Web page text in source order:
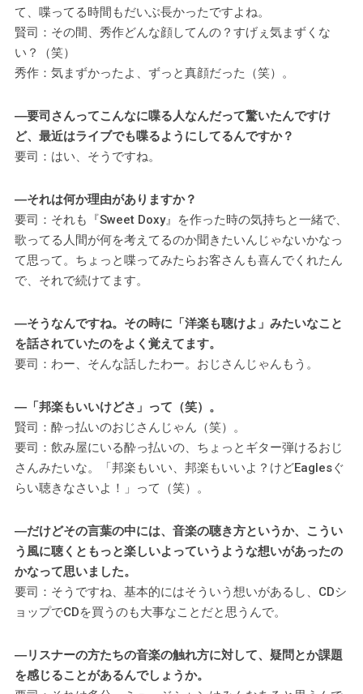
て、喋ってる時間もだいぶ長かったですよね。
賢司：その間、秀作どんな顔してんの？すげぇ気まずくな
い？（笑）
秀作：気まずかったよ、ずっと真顔だった（笑）。
―要司さんってこんなに喋る人なんだって驚いたんですけ
ど、最近はライブでも喋るようにしてるんですか？
要司：はい、そうですね。
―それは何か理由がありますか？
要司：それも『Sweet Doxy』を作った時の気持ちと一緒で、
歌ってる人間が何を考えてるのか聞きたいんじゃないかなっ
て思って。ちょっと喋ってみたらお客さんも喜んでくれたん
で、それで続けてます。
―そうなんですね。その時に「洋楽も聴けよ」みたいなこと
を話されていたのをよく覚えてます。
要司：わー、そんな話したわー。おじさんじゃんもう。
―「邦楽もいいけどさ」って（笑）。
賢司：酔っ払いのおじさんじゃん（笑）。
要司：飲み屋にいる酔っ払いの、ちょっとギター弾けるおじ
さんみたいな。「邦楽もいい、邦楽もいいよ？けどEaglesぐ
らい聴きなさいよ！」って（笑）。
―だけどその言葉の中には、音楽の聴き方というか、こうい
う風に聴くともっと楽しいよっていうような想いがあったの
かなって思いました。
要司：そうですね、基本的にはそういう想いがあるし、CDシ
ョップでCDを買うのも大事なことだと思うんで。
―リスナーの方たちの音楽の触れ方に対して、疑問とか課題
を感じることがあるんでしょうか。